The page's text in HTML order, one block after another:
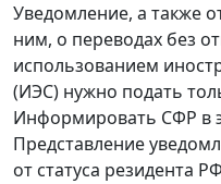
Уведомление, а также
ним, о переводах без
использованием
(ИЭС) нужно подать
Информировать СФР в
Представление
от статуса резидента